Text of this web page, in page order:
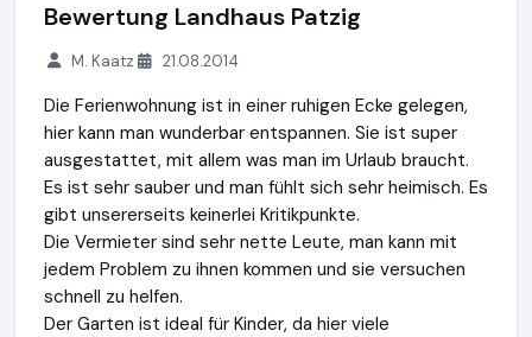
Bewertung Landhaus Patzig
M. Kaatz 21.08.2014
Die Ferienwohnung ist in einer ruhigen Ecke gelegen,
hier kann man wunderbar entspannen. Sie ist super
ausgestattet, mit allem was man im Urlaub braucht.
Es ist sehr sauber und man fühlt sich sehr heimisch. Es
gibt unsererseits keinerlei Kritikpunkte.
Die Vermieter sind sehr nette Leute, man kann mit
jedem Problem zu ihnen kommen und sie versuchen
schnell zu helfen.
Der Garten ist ideal für Kinder, da hier viele